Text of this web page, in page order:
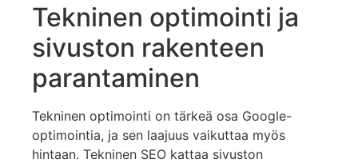
Tekninen optimointi ja
sivuston rakenteen
parantaminen
Tekninen optimointi on tärkeä osa Google-
optimointia, ja sen laajuus vaikuttaa myös
hintaan. Tekninen SEO kattaa sivuston